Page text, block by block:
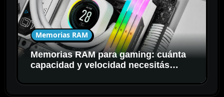
Memorias RAM
Memorias RAM para gaming: cuánta
capacidad y velocidad necesitás